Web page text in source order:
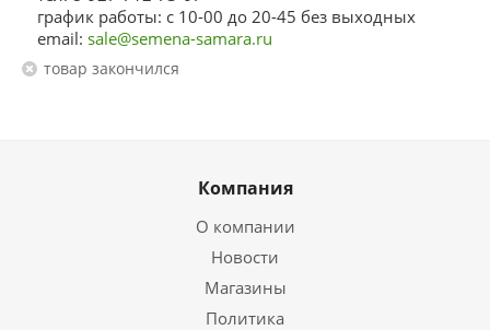
график работы: с 10-00 до 20-45 без выходных
email: sale@semena-samara.ru
Товар закончился
Компания
О компании
Новости
Магазины
Политика